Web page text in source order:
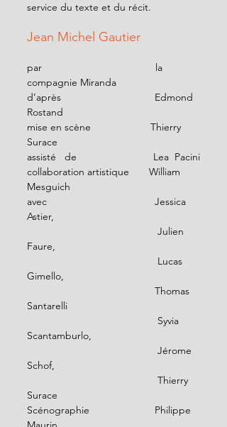
service du texte et du récit.
Jean Michel Gautier
par                                        la
compagnie Miranda
d’après                                 Edmond
Rostand
mise en scène                     Thierry
Surace
assisté   de                           Lea  Pacini
collaboration artistique       William
Mesguich
avec                                      Jessica
Astier,
Faure,
Gimello,
Santarelli
Scantamburlo,
Schof,
Surace
Scénographie                       Philippe